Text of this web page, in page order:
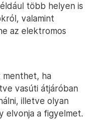
több helyen is
valamint
az elektromos
ha
vasúti átjáróban
illetve olyan
elvonja a figyelmet.